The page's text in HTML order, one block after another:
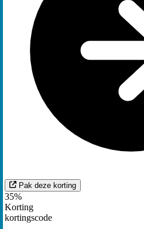
Pak deze korting
35%
Korting
kortingscode